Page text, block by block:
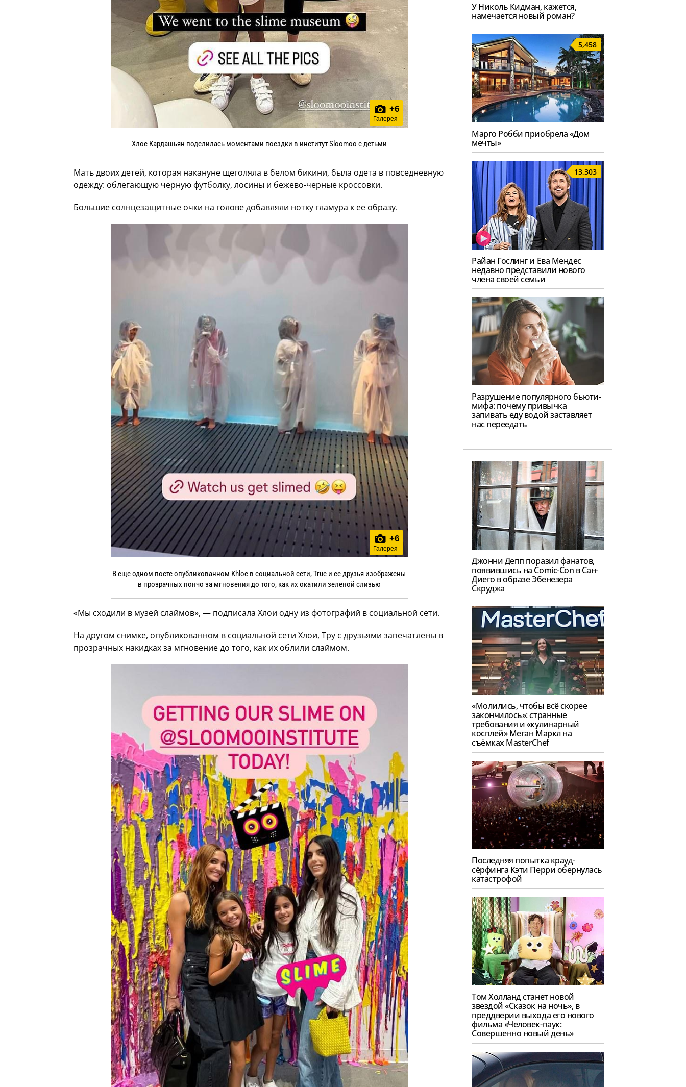
+6
Галерея
Хлое Кардашьян поделилась моментами поездки в институт Sloomoo с детьми
Мать двоих детей, которая накануне щеголяла в белом бикини, была одета в повседневную
одежду: облегающую черную футболку, лосины и бежево-черные кроссовки.
Большие солнцезащитные очки на голове добавляли нотку гламура к ее образу.
+6
Галерея
В еще одном посте опубликованном Khloe в социальной сети, True и ее друзья изображены
в прозрачных пончо за мгновения до того, как их окатили зеленой слизью
«Мы сходили в музей слаймов», — подписала Хлои одну из фотографий в социальной сети.
На другом снимке, опубликованном в социальной сети Хлои, Тру с друзьями запечатлены в
прозрачных накидках за мгновение до того, как их облили слаймом.
У Николь Кидман, кажется,
намечается новый роман?
5,458
Марго Робби приобрела «Дом
мечты»
13,303
Райан Гослинг и Ева Мендес
недавно представили нового
члена своей семьи
Разрушение популярного бьюти-
мифа: почему привычка
запивать еду водой заставляет
нас переедать
Джонни Депп поразил фанатов,
появившись на Comic-Con в Сан-
Диего в образе Эбенезера
Скруджа
«Молились, чтобы всё скорее
закончилось»: странные
требования и «кулинарный
косплей» Меган Маркл на
съёмках MasterChef
Последняя попытка крауд-
сёрфинга Кэти Перри обернулась
катастрофой
Том Холланд станет новой
звездой «Сказок на ночь», в
преддверии выхода его нового
фильма «Человек-паук:
Совершенно новый день»